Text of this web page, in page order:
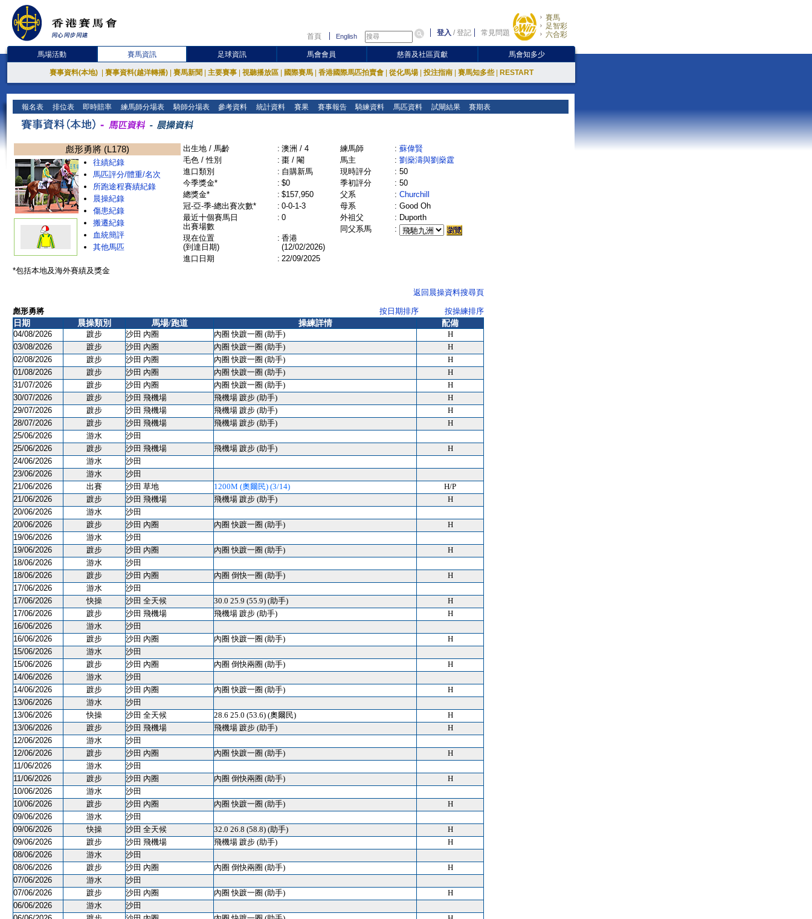
首頁 English 登入 /登記 常見問題
賽馬
足智彩
六合彩
馬場活動 賽馬資訊 足球資訊 馬會會員 慈善及社區貢獻 馬會知多少
賽事資料(本地) 賽事資料(越洋轉播) 賽馬新聞 主要賽事 視聽播放區 國際賽馬 香港國際馬匹拍賣會 從化馬場 投注指南 賽馬知多些 RESTART
報名表 排位表 即時賠率 練馬師分場表 騎師分場表 參考資料 統計資料 賽果 賽事報告 騎練資料 馬匹資料 試閘結果 賽期表
彪形勇將 (L178)
往績紀錄
馬匹評分/體重/名次
所跑途程賽績紀錄
晨操紀錄
傷患紀錄
搬遷紀錄
血統簡評
其他馬匹
出生地 / 馬齡 : 澳洲 / 4
毛色 / 性別
: 棗 / 閹
進口類別
: 自購新馬
今季獎金*
: $0
總獎金*
: $157,950
冠-亞-季-總出賽次數*
: 0-0-1-3
最近十個賽馬日
出賽場數
: 0
現在位置
(到達日期)
: 香港
(12/02/2026)
進口日期
: 22/09/2025
練馬師 : 蘇偉賢
馬主
: 劉燊濤與劉燊霆
現時評分
: 50
季初評分
: 50
父系
: Churchill
母系
: Good Oh
外祖父
: Duporth
同父系馬
:
*包括本地及海外賽績及獎金
返回晨操資料搜尋頁
彪形勇將 按日期排序
按操練排序
日期
晨操類別 馬場/跑道 操練詳情
配備
04/08/2026
踱步 沙田 內圈 內圈 快踱一圈 (助手)
H
03/08/2026
踱步 沙田 內圈 內圈 快踱一圈 (助手)
H
02/08/2026
踱步 沙田 內圈 內圈 快踱一圈 (助手)
H
01/08/2026
踱步 沙田 內圈 內圈 快踱一圈 (助手)
H
31/07/2026
踱步 沙田 內圈 內圈 快踱一圈 (助手)
H
30/07/2026
踱步 沙田 飛機場 飛機場 踱步 (助手)
H
29/07/2026
踱步 沙田 飛機場 飛機場 踱步 (助手)
H
28/07/2026
踱步 沙田 飛機場 飛機場 踱步 (助手)
H
25/06/2026
游水
沙田
25/06/2026
踱步 沙田 飛機場 飛機場 踱步 (助手)
H
24/06/2026
游水
沙田
23/06/2026
游水
沙田
21/06/2026
出賽 沙田 草地 1200M (奧爾民) (3/14)
H/P
21/06/2026
踱步 沙田 飛機場 飛機場 踱步 (助手)
H
20/06/2026
游水
沙田
20/06/2026
踱步 沙田 內圈 內圈 快踱一圈 (助手)
H
19/06/2026
游水
沙田
19/06/2026
踱步 沙田 內圈 內圈 快踱一圈 (助手)
H
18/06/2026
游水
沙田
18/06/2026
踱步 沙田 內圈 內圈 倒快一圈 (助手)
H
17/06/2026
游水
沙田
17/06/2026
快操 沙田 全天候 30.0 25.9 (55.9) (助手)
H
17/06/2026
踱步 沙田 飛機場 飛機場 踱步 (助手)
H
16/06/2026
游水
沙田
16/06/2026
踱步 沙田 內圈 內圈 快踱一圈 (助手)
H
15/06/2026
游水
沙田
15/06/2026
踱步 沙田 內圈 內圈 倒快兩圈 (助手)
H
14/06/2026
游水
沙田
14/06/2026
踱步 沙田 內圈 內圈 快踱一圈 (助手)
H
13/06/2026
游水
沙田
13/06/2026
快操 沙田 全天候 28.6 25.0 (53.6) (奧爾民)
H
13/06/2026
踱步 沙田 飛機場 飛機場 踱步 (助手)
H
12/06/2026
游水
沙田
12/06/2026
踱步 沙田 內圈 內圈 快踱一圈 (助手)
H
11/06/2026
游水
沙田
11/06/2026
踱步 沙田 內圈 內圈 倒快兩圈 (助手)
H
10/06/2026
游水
沙田
10/06/2026
踱步 沙田 內圈 內圈 快踱一圈 (助手)
H
09/06/2026
游水
沙田
09/06/2026
快操 沙田 全天候 32.0 26.8 (58.8) (助手)
H
09/06/2026
踱步 沙田 飛機場 飛機場 踱步 (助手)
H
08/06/2026
游水
沙田
08/06/2026
踱步 沙田 內圈 內圈 倒快兩圈 (助手)
H
07/06/2026
游水
沙田
07/06/2026
踱步 沙田 內圈 內圈 快踱一圈 (助手)
H
06/06/2026
游水
沙田